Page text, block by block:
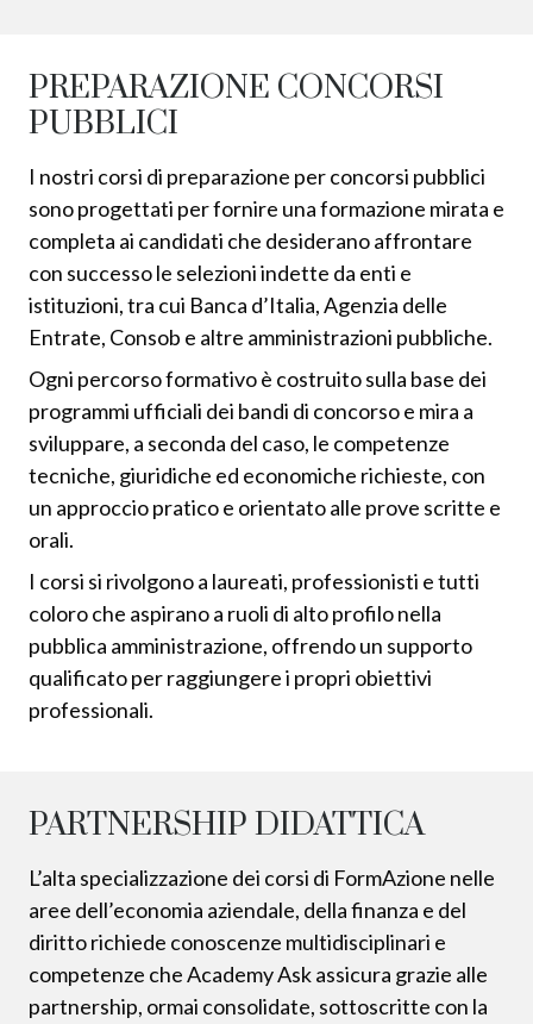
PREPARAZIONE CONCORSI
PUBBLICI
I nostri corsi di preparazione per concorsi pubblici
sono progettati per fornire una formazione mirata e
completa ai candidati che desiderano affrontare
con successo le selezioni indette da enti e
istituzioni, tra cui Banca d’Italia, Agenzia delle
Entrate, Consob e altre amministrazioni pubbliche.
Ogni percorso formativo è costruito sulla base dei
programmi ufficiali dei bandi di concorso e mira a
sviluppare, a seconda del caso, le competenze
tecniche, giuridiche ed economiche richieste, con
un approccio pratico e orientato alle prove scritte e
orali.
I corsi si rivolgono a laureati, professionisti e tutti
coloro che aspirano a ruoli di alto profilo nella
pubblica amministrazione, offrendo un supporto
qualificato per raggiungere i propri obiettivi
professionali.
PARTNERSHIP DIDATTICA
L’alta specializzazione dei corsi di FormAzione nelle
aree dell’economia aziendale, della finanza e del
diritto richiede conoscenze multidisciplinari e
competenze che Academy Ask assicura grazie alle
partnership, ormai consolidate, sottoscritte con la